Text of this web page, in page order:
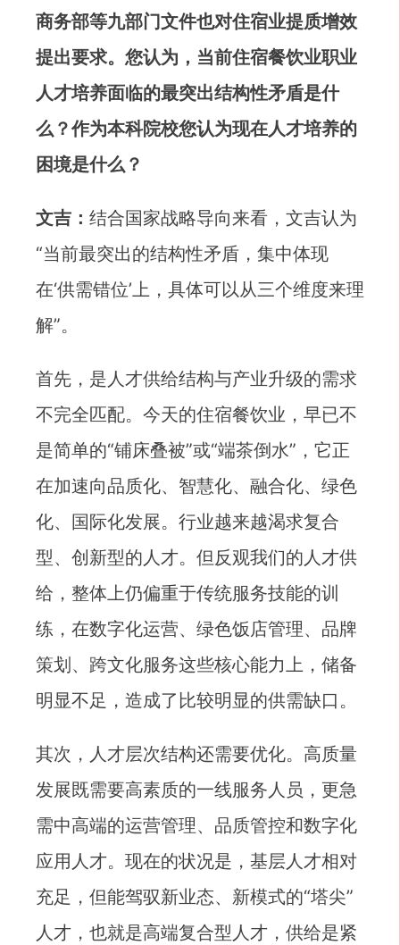
商务部等九部门文件也对住宿业提质增效
提出要求。您认为，当前住宿餐饮业职业
人才培养面临的最突出结构性矛盾是什
么？作为本科院校您认为现在人才培养的
困境是什么？
文吉： 结合国家战略导向来看，文吉认为
“当前最突出的结构性矛盾，集中体现
在‘供需错位’上，具体可以从三个维度来理
解”。
首先，是人才供给结构与产业升级的需求
不完全匹配。今天的住宿餐饮业，早已不
是简单的“铺床叠被”或“端茶倒水”，它正
在加速向品质化、智慧化、融合化、绿色
化、国际化发展。行业越来越渴求复合
型、创新型的人才。但反观我们的人才供
给，整体上仍偏重于传统服务技能的训
练，在数字化运营、绿色饭店管理、品牌
策划、跨文化服务这些核心能力上，储备
明显不足，造成了比较明显的供需缺口。
其次，人才层次结构还需要优化。高质量
发展既需要高素质的一线服务人员，更急
需中高端的运营管理、品质管控和数字化
应用人才。现在的状况是，基层人才相对
充足，但能驾驭新业态、新模式的“塔尖”
人才，也就是高端复合型人才，供给是紧